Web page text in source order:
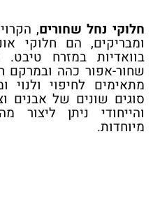
חלוקי נחל שחורים,
ומבריקים, הם חלוקי
בוואדיות במזרח טיבט.
שחור-אפור כהה ובמרקם
מתאימים לחיפוי ולנוי
סוגים שונים של אבנים
והייחודי ניתן ליצור
מיוחדות.